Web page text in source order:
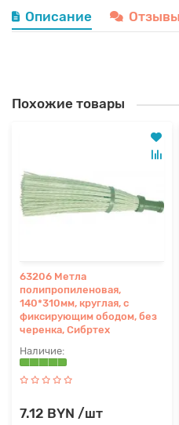
Описание Отзывы
Похожие товары
63206 Метла
полипропиленовая,
140*310мм, круглая, с
фиксирующим ободом, без
черенка, Сибртех
7.12 BYN /шт